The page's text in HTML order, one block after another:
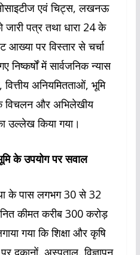
एवं चिट्स, लखनऊ
जारी पत्र तथा धारा 24 के
पर विस्तार से चर्चा
में सार्वजनिक न्यास
अनियमितताओं, भूमि
विचलन और अभिलेखीय
उल्लेख किया गया।
के उपयोग पर सवाल
के पास लगभग 30 से 32
कीमत करीब 300 करोड़
गया कि शिक्षा और कृषि
दुकानों, अस्पताल, विज्ञापन